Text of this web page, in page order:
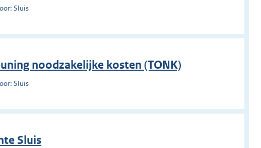
Sluis
noodzakelijke kosten (TONK)
Sluis
Sluis